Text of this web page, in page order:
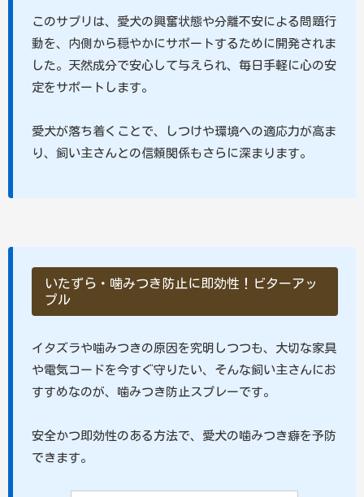
このサプリは、愛犬の興奮状態や分離不安による問題行
動を、内側から穏やかにサポートするために開発されま
した。天然成分で安心して与えられ、毎日手軽に心の安
定をサポートします。
愛犬が落ち着くことで、しつけや環境への適応力が高ま
り、飼い主さんとの信頼関係もさらに深まります。
いたずら・噛みつき防止に即効性！ビターアッ
プル
イタズラや噛みつきの原因を究明しつつも、大切な家具
や電気コードを今すぐ守りたい、そんな飼い主さんにお
すすめなのが、噛みつき防止スプレーです。
安全かつ即効性のある方法で、愛犬の噛みつき癖を予防
できます。